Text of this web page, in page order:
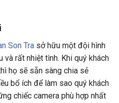
Son Tra sở hữu một đội hình
và rất nhiệt tình. Khi quý khách
họ sẽ sẵn sàng chia sẻ
bổ ích để làm sao quý khách
chiếc camera phù hợp nhất